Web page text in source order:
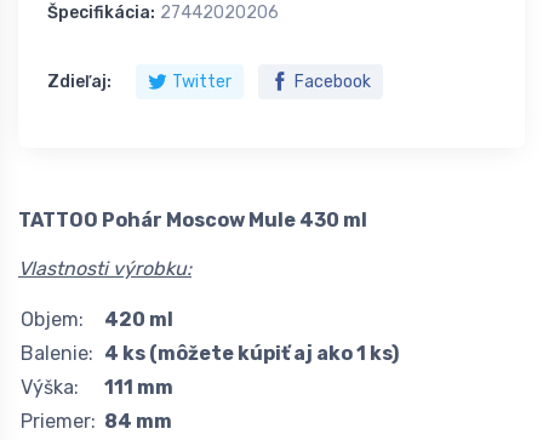
Špecifikácia: 27442020206
Zdieľaj: Twitter Facebook
TATTOO Pohár Moscow Mule 430 ml
Vlastnosti výrobku:
Objem:
420 ml
Balenie: 4 ks (môžete kúpiť aj ako 1 ks)
Výška:
111 mm
Priemer: 84 mm